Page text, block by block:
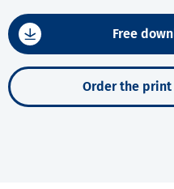
Free
Order the